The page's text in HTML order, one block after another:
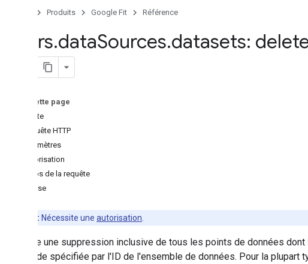
Produits Google Fit Référence
Users.dataSources.datasets:
Sur cette page
Requête
Requête HTTP
Paramètres
Autorisation
Corps de la requête
Réponse
Remarque: Nécessite une autorisation
Effectue une suppression inclusive de tous les points de données
la période spécifiée par l'ID de l'ensemble de données. Pour la